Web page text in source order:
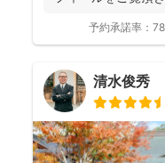
予約承諾率：
清水俊秀